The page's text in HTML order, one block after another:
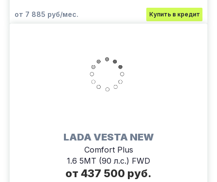
от 7 885 руб/мес. Купить в кредит
LADA VESTA NEW
Comfort Plus
1.6 5MT (90 л.с.) FWD
от 437 500 руб.